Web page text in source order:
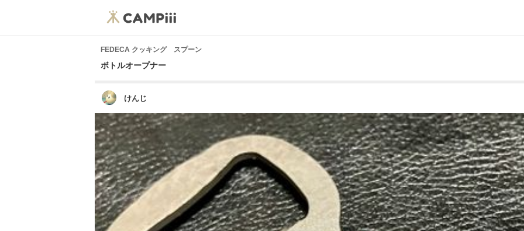
FEDECA クッキング スプーン
ボトルオープナー
けんじ